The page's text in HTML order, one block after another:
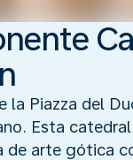
la Piazza del
Esta catedral
de arte gótica